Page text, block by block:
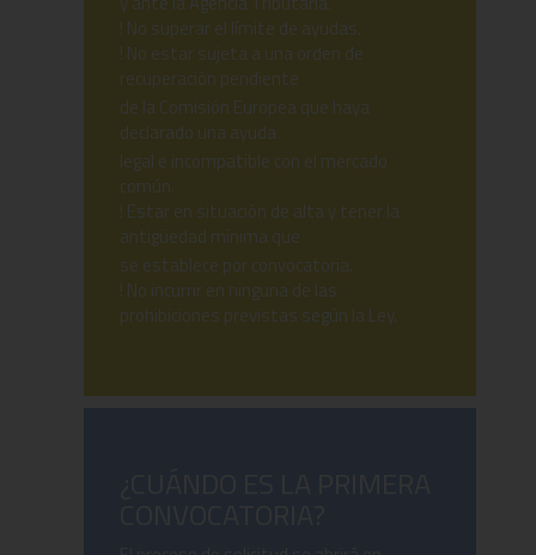
! No superar el límite de ayudas.
! No estar sujeta a una orden de
recuperación pendiente
de la Comisión Europea que haya
declarado una ayuda
legal e incompatible con el mercado
común.
! Estar en situación de alta y tener la
antigüedad mínima que
se establece por convocatoria.
! No incurrir en ninguna de las
prohibiciones previstas según la Ley.